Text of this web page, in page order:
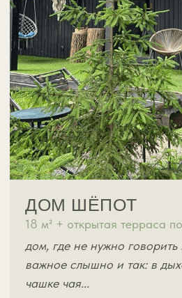
ДОМ АНСАМБЛЬ
45 м² + просторная открытая терраса
дом, где все собираются и каждый голос
ФОТО И ЦЕНЫ